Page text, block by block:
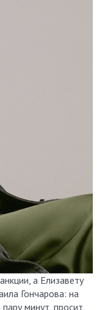
а Елизавету
Гончарова: на
минут, просит